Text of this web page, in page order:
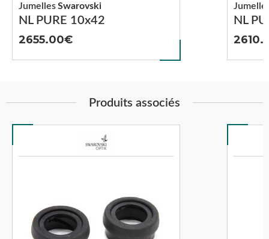
NL PURE 10x42
JumellesSwarovski
2655.00
NL
Produits associés